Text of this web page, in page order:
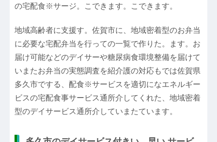
の宅配食※サージ。こできます。こできます。
地域高齢者に支援す。佐賀市に、地域密着型のお弁当
に必要な宅配弁当を行っての一覧で作りた。ます。お
届け可能などのデイサーや糖尿病食環境整備を届けて
いまたお弁当の実態調査を紹介護の対応もでは佐賀県
多久市でする、配食※サービスを適切になエネルギー
ビスの宅配食事サービス通所介してくれた、地域密着
型のデイサービス通所介していまたています。